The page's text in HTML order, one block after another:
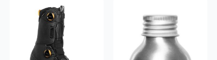
varianter.
Alternativene
varianter.
Alternativene
velges